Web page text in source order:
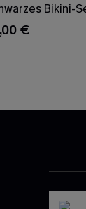
Bikini-
€